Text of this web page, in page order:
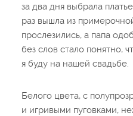
за два дня выбрала
раз вышла из
прослезились, а папа
без слов стало понятно,
я буду на нашей свадьбе.
Белого цвета, с
и игривыми пуговками,